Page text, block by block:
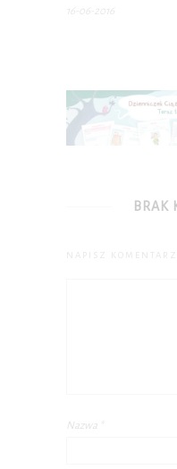
16-06-2016
BRAK
Nazwa